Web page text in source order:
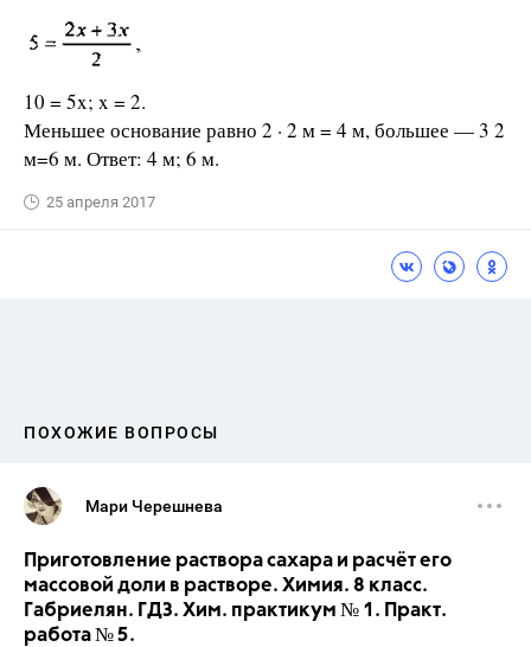
10 = 5x; x = 2.
Меньшее основание равно 2 · 2 м = 4 м, большее — 3 2
м=6 м. Ответ: 4 м; 6 м.
25 апреля 2017
ПОХОЖИЕ ВОПРОСЫ
Мари Черешнева
Приготовление раствора сахара и расчёт его
массовой доли в растворе. Химия. 8 класс.
Габриелян. ГДЗ. Хим. практикум № 1. Практ.
работа № 5.